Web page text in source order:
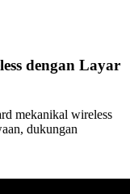
dengan Layar
mekanikal wireless
dukungan